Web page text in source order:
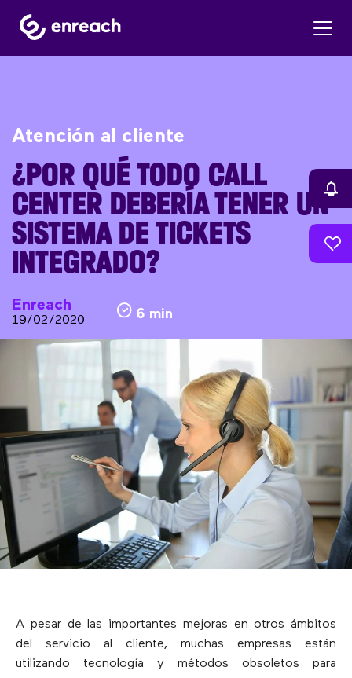
Atención al cliente
¿POR QUÉ TODO CALL
CENTER DEBERÍA TENER UN
SISTEMA DE TICKETS
INTEGRADO?
Enreach
19/02/2020 6 min
A pesar de las importantes mejoras en otros ámbitos
del servicio al cliente, muchas empresas están
utilizando tecnología y métodos obsoletos para